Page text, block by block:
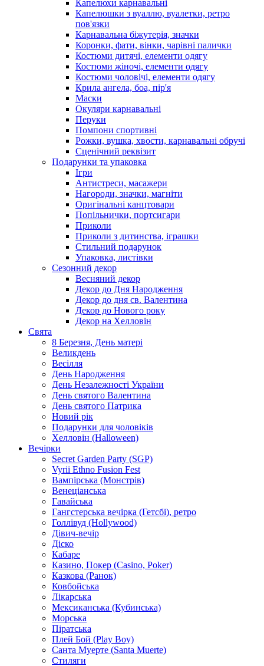
Капелюхи карнавальні
Капелюшки з вуаллю, вуалетки, ретро
пов'язки
Карнавальна біжутерія, значки
Коронки, фати, вінки, чарівні палички
Костюми дитячі, елементи одягу
Костюми жіночі, елементи одягу
Костюми чоловічі, елементи одягу
Крила ангела, боа, пір'я
Маски
Окуляри карнавальні
Перуки
Помпони спортивні
Рожки, вушка, хвости, карнавальні обручі
Сценічний реквізит
Подарунки та упаковка
Ігри
Антистреси, масажери
Нагороди, значки, магніти
Оригінальні канцтовари
Попільнички, портсигари
Приколи
Приколи з дитинства, іграшки
Стильний подарунок
Упаковка, листівки
Сезонний декор
Весняний декор
Декор до Дня Народження
Декор до дня св. Валентина
Декор до Нового року
Декор на Хелловін
Свята
8 Березня, День матері
Великдень
Весілля
День Народження
День Незалежності України
День святого Валентина
День святого Патрика
Новий рік
Подарунки для чоловіків
Хелловін (Halloween)
Вечірки
Secret Garden Party (SGP)
Vyrii Ethno Fusion Fest
Вампірська (Монстрів)
Венеціанська
Гавайська
Гангстерська вечірка (Гетсбі), ретро
Голлівуд (Hollywood)
Дівич-вечір
Діско
Кабаре
Казино, Покер (Casino, Poker)
Казкова (Ранок)
Ковбойська
Лікарська
Мексиканська (Кубинська)
Морська
Піратська
Плей Бой (Play Boy)
Санта Муерте (Santa Muerte)
Стиляги